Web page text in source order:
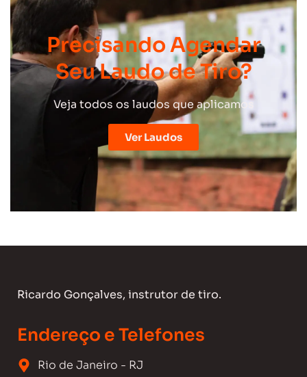
Precisando Agendar
Seu Laudo de Tiro?
Veja todos os laudos que aplicamos
Ver Laudos
Ricardo Gonçalves, instrutor de tiro.
Endereço e Telefones
Rio de Janeiro - RJ